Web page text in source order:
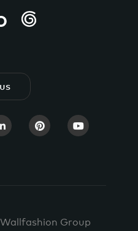
Group